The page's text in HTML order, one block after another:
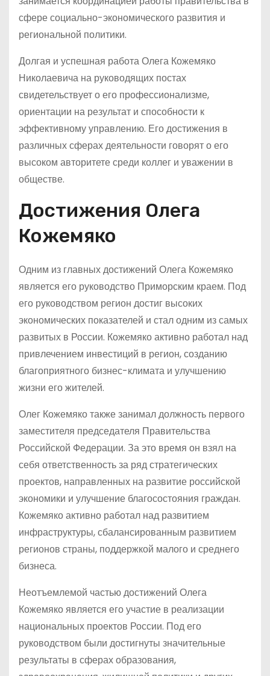
сфере социально-экономического развития и
региональной политики.
Долгая и успешная работа Олега Кожемяко
Николаевича на руководящих постах
свидетельствует о его профессионализме,
ориентации на результат и способности к
эффективному управлению. Его достижения в
различных сферах деятельности говорят о его
высоком авторитете среди коллег и уважении в
обществе.
Достижения Олега
Кожемяко
Одним из главных достижений Олега Кожемяко
является его руководство Приморским краем. Под
его руководством регион достиг высоких
экономических показателей и стал одним из самых
развитых в России. Кожемяко активно работал над
привлечением инвестиций в регион, созданию
благоприятного бизнес-климата и улучшению
жизни его жителей.
Олег Кожемяко также занимал должность первого
заместителя председателя Правительства
Российской Федерации. За это время он взял на
себя ответственность за ряд стратегических
проектов, направленных на развитие российской
экономики и улучшение благосостояния граждан.
Кожемяко активно работал над развитием
инфраструктуры, сбалансированным развитием
регионов страны, поддержкой малого и среднего
бизнеса.
Неотъемлемой частью достижений Олега
Кожемяко является его участие в реализации
национальных проектов России. Под его
руководством были достигнуты значительные
результаты в сферах образования,